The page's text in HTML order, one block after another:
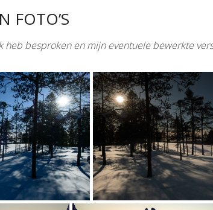
FOTO’S
heb besproken en mijn eventuele bewerkte